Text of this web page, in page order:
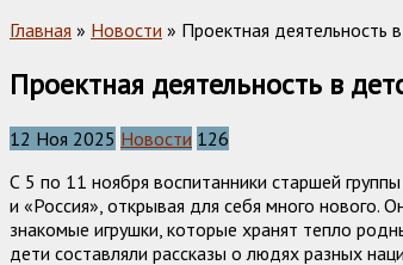
Главная » Новости » Проектная
Проектная деятельность в
12 Ноя 2025 Новости 126
С 5 по 11 ноября воспитанники старшей
и «Россия», открывая для себя много нового.
знакомые игрушки, которые хранят тепло
дети составляли рассказы о людях разных